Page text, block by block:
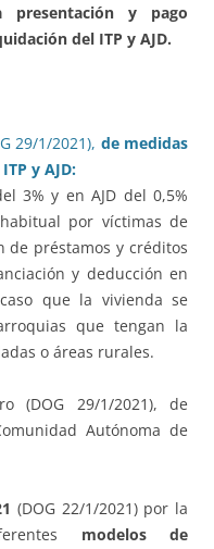
presentación y pago
del ITP y AJD.
29/1/2021), de medidas
y AJD:
3% y en AJD del 0,5%
por víctimas de
de préstamos y créditos
y deducción en
que la vivienda se
que tengan la
o áreas rurales.
(DOG 29/1/2021), de
Autónoma de
(DOG 22/1/2021) por la
modelos de